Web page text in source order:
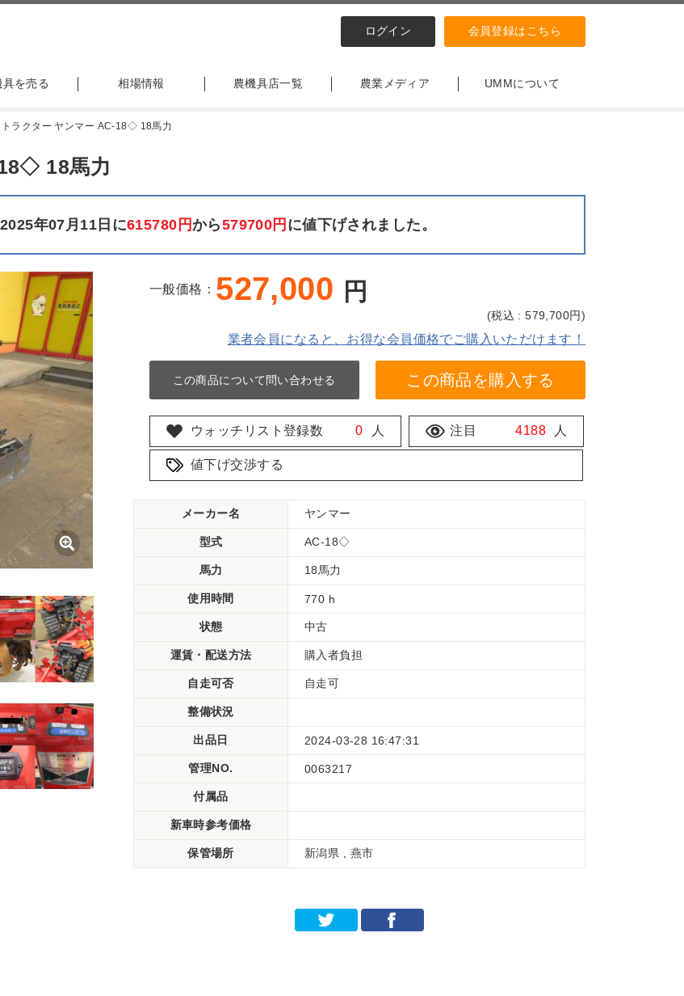
ログイン 会員登録はこちら
具を売る 相場情報 農機具店一覧 農業メディア UMMについて
トラクター ヤンマー AC-18◇ 18馬力
18馬力
年07月11日に615780円から579700円 に値下げされました。
一般価格： 527,000 円
(税込 : 579,700円)
業者会員になると、お得な会員価格でご購入いただけます！
この商品について問い合わせる この商品を購入する
ウォッチリスト登録数 0 人 注目 4188 人
値下げ交渉する
メーカー名 ヤンマー
型式 AC-18◇
馬力 18馬力
使用時間 770 h
状態 中古
運賃・配送方法 購入者負担
自走可否 自走可
整備状況
出品日 2024-03-28 16:47:31
管理NO. 0063217
付属品
新車時参考価格
保管場所 新潟県 , 燕市